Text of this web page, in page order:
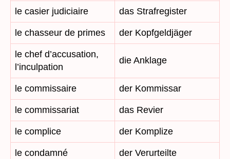
le casier judiciaire das Strafregister
le chasseur de primes der Kopfgeldjäger
le chef d’accusation,
l’inculpation
die Anklage
le commissaire der Kommissar
le commissariat das Revier
le complice der Komplize
le condamné der Verurteilte